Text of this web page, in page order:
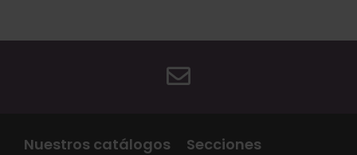
Nuestros catálogos Secciones